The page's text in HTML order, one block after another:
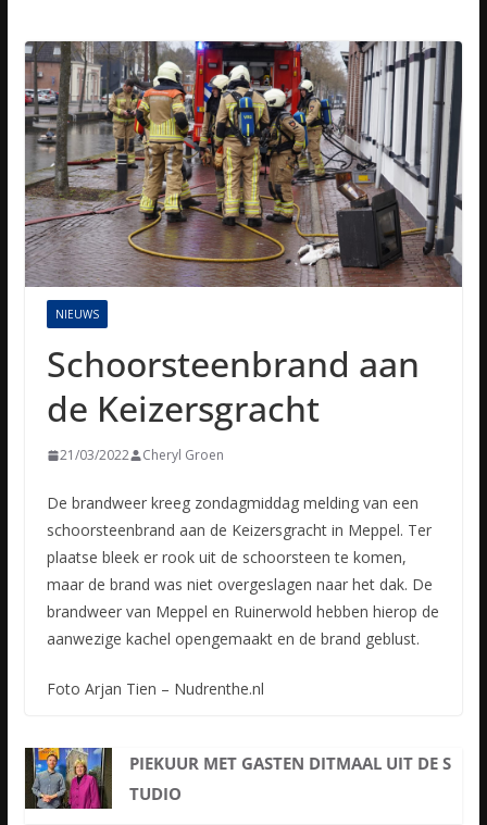
NIEUWS
Schoorsteenbrand aan
de Keizersgracht
21/03/2022 Cheryl Groen
De brandweer kreeg zondagmiddag melding van een
schoorsteenbrand aan de Keizersgracht in Meppel. Ter
plaatse bleek er rook uit de schoorsteen te komen,
maar de brand was niet overgeslagen naar het dak. De
brandweer van Meppel en Ruinerwold hebben hierop de
aanwezige kachel opengemaakt en de brand geblust.
Foto Arjan Tien – Nudrenthe.nl
PIEKUUR MET GASTEN DITMAAL UIT DE S
TUDIO